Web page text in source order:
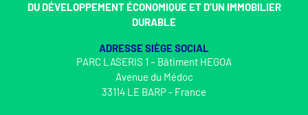
DU DÉVELOPPEMENT ÉCONOMIQUE ET D’UN IMMOBILIER
DURABLE
ADRESSE SIÈGE SOCIAL
PARC LASERIS 1 – Bâtiment HEGOA
Avenue du Médoc
33114 LE BARP - France